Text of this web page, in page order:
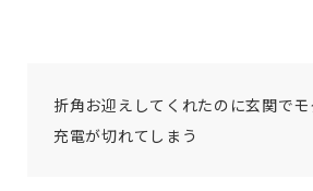
折角お迎えしてくれたのに玄関で
充電が切れてしまう